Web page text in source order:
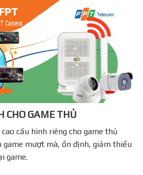
CHO GAME THỦ
cấu hình riêng cho game thủ
game mượt mà, ổn định, giảm thiểu
game.